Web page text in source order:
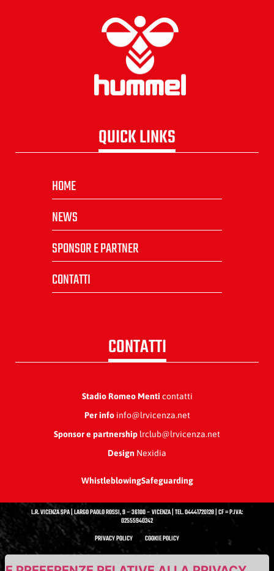
QUICK LINKS
HOME
NEWS
SPONSOR E PARTNER
CONTATTI
CONTATTI
Stadio Romeo Menti contatti
Per infoinfo@lrvicenza.net
Sponsor e partnership lrclub@lrvicenza.net
Design Nexidia
WhistleblowingSafeguarding
L.R. VICENZA SPA | LARGO PAOLO ROSSI, 9 – 36100 – VICENZA | TEL. 04441720128 | CF = P.IVA:
02555940242
PRIVACY POLICY
COOKIE POLICY